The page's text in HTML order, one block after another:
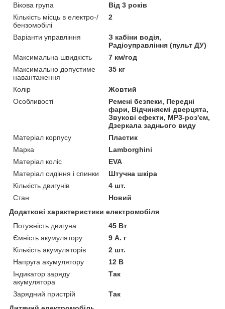
Вікова група
Від 3 років
Кількість місць в електро-/
бензомобілі
2
Варіанти управління
З кабіни водія,
Радіоуправління (пульт ДУ)
Максимальна швидкість
7 км/год
Максимально допустиме
навантаження
35 кг
Колір
Жовтий
Особливості
Ремені безпеки, Передні
фари, Відчиняємі дверцята,
Звукові ефекти, MP3-роз'єм,
Дзеркала заднього виду
Матеріал корпусу
Пластик
Марка
Lamborghini
Матеріал коліс
EVA
Матеріал сидіння і спинки
Штучна шкіра
Кількість двигунів
4 шт.
Стан
Новий
Додаткові характеристики електромобіля
Потужність двигуна
45 Вт
Ємність акумулятору
9 А. г
Кількість акумуляторів
2 шт.
Напруга акумулятору
12 В
Індикатор заряду
акумулятора
Так
Зарядний пристрій
Так